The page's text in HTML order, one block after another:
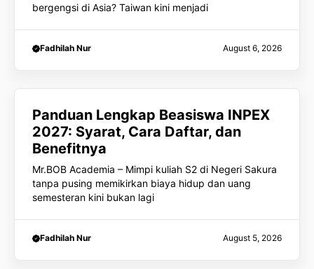
bergengsi di Asia? Taiwan kini menjadi
Fadhilah Nur August 6, 2026
Panduan Lengkap Beasiswa INPEX
2027: Syarat, Cara Daftar, dan
Benefitnya
Mr.BOB Academia – Mimpi kuliah S2 di Negeri Sakura
tanpa pusing memikirkan biaya hidup dan uang
semesteran kini bukan lagi
Fadhilah Nur August 5, 2026